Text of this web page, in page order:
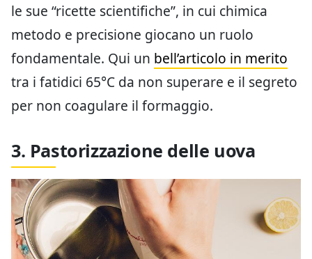
le sue “ricette scientifiche”, in cui chimica
metodo e precisione giocano un ruolo
fondamentale. Qui un bell’articolo in merito
tra i fatidici 65°C da non superare e il segreto
per non coagulare il formaggio.
3. Pastorizzazione delle uova